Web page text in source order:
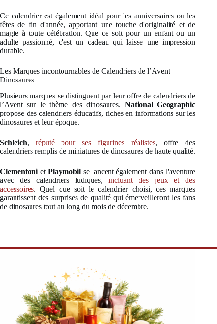
Ce calendrier est également idéal pour les anniversaires ou les
fêtes de fin d'année, apportant une touche d'originalité et de
magie à toute célébration. Que ce soit pour un enfant ou un
adulte passionné, c'est un cadeau qui laisse une impression
durable.
Les Marques incontournables de Calendriers de l’Avent
Dinosaures
Plusieurs marques se distinguent par leur offre de calendriers de
l’Avent sur le thème des dinosaures. National Geographic
propose des calendriers éducatifs, riches en informations sur les
dinosaures et leur époque.
Schleich, réputé pour ses figurines réalistes, offre des
calendriers remplis de miniatures de dinosaures de haute qualité.
Clementoni et Playmobilse lancent également dans l'aventure
avec des calendriers ludiques,incluant des jeux et des
accessoires. Quel que soit le calendrier choisi, ces marques
garantissent des surprises de qualité qui émerveilleront les fans
de dinosaures tout au long du mois de décembre.